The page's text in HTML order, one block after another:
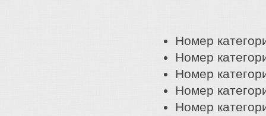
Номер
Номер
Номер
Номер
Номер